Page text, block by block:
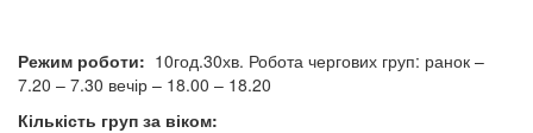
Режим роботи: 10год.30хв. Робота чергових груп: ранок –
7.20 – 7.30 вечір – 18.00 – 18.20
Кількість груп за віком: